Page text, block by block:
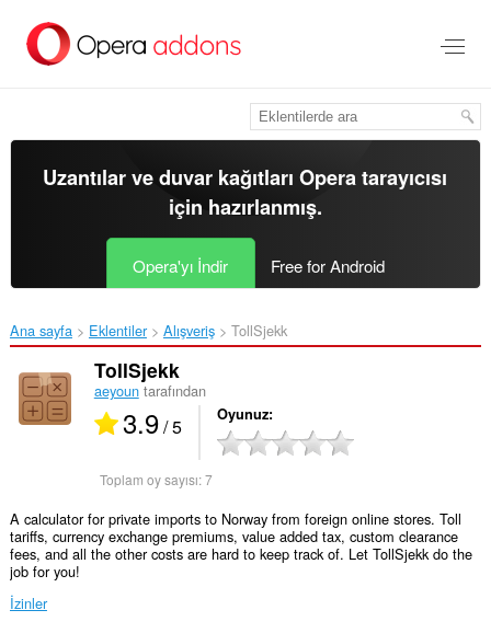
içeriğe
Uzantılar ve duvar kağıtlarıOpera tarayıcısı
için hazırlanmış.
Opera'yı İndir Free for Android
Ana sayfa Eklentiler Alışveriş TollSjekk‎
TollSjekk
aeyountarafından
3.9/ 5 Oyunuz
Toplam oy sayısı:7
A calculator for private imports to Norway from foreign online stores. Toll
tariffs, currency exchange premiums, value added tax, custom clearance
fees, and all the other costs are hard to keep track of. Let TollSjekk do the
job for you!
İzinler